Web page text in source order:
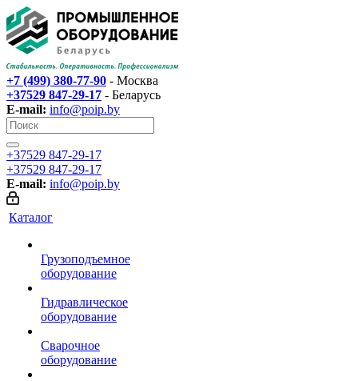
+7 (499) 380-77-90 - Москва
+37529 847-29-17‬ - Беларусь
E-mail: info@poip.by
+37529 847-29-17‬
+37529 847-29-17‬
E-mail: info@poip.by
Каталог
Грузоподъемное
оборудование
Гидравлическое
оборудование
Сварочное
оборудование